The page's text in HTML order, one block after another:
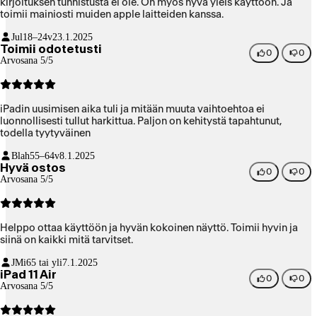
kirjoituksen tunnistusta ei ole. On myös hyvä yleis käyttöön. Ja
toimii mainiosti muiden apple laitteiden kanssa.
Jul18–24v23.1.2025
Toimii odotetusti
Arvosana 5/5
0 0
iPadin uusimisen aika tuli ja mitään muuta vaihtoehtoa ei
luonnollisesti tullut harkittua. Paljon on kehitystä tapahtunut,
todella tyytyväinen
Blah55–64v8.1.2025
Hyvä ostos
Arvosana 5/5
0 0
Helppo ottaa käyttöön ja hyvän kokoinen näyttö. Toimii hyvin ja
siinä on kaikki mitä tarvitset.
JMi65 tai yli7.1.2025
iPad 11 Air
Arvosana 5/5
0 0